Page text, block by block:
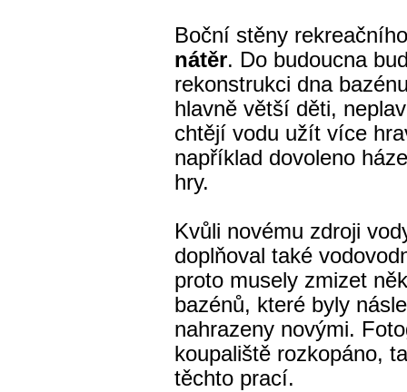
Boční stěny
nátěr. Do budoucna
rekonstrukci dna
hlavně větší děti,
chtějí vodu užít více
například dovoleno
hry.
Kvůli novému zdroji
doplňoval také
proto musely zmizet
bazénů, které byly
nahrazeny novými.
koupaliště rozkopáno,
těchto prací.